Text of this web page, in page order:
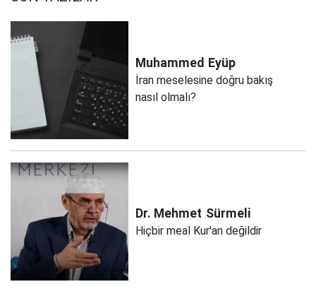
Muhammed Eyüp
İran meselesine doğru bakış
nasıl olmalı?
Dr. Mehmet Sürmeli
Hiçbir meal Kur'an değildir